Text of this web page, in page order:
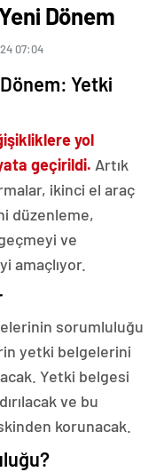
Dönem
07:04
Yetki
yol
geçirildi. Artık
ikinci el araç
düzenleme,
ve
amaçlıyor.
sorumluluğu
yetki belgelerini
Yetki belgesi
ve bu
korunacak.